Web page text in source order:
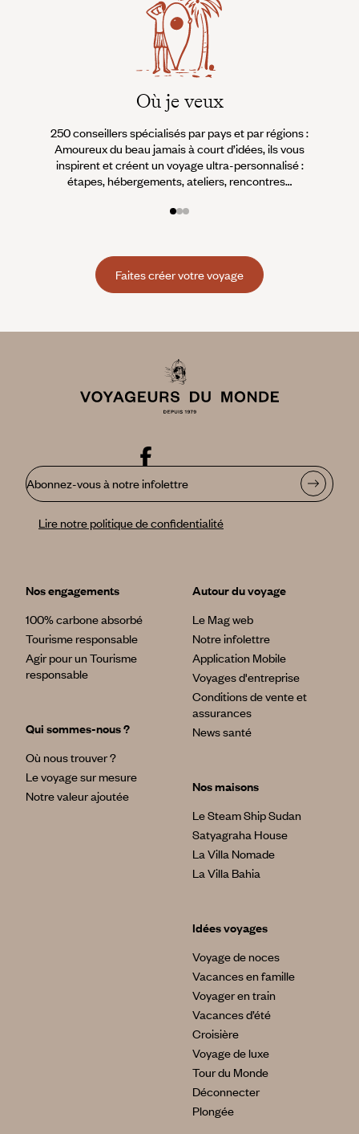
Où je veux
250 conseillers spécialisés par pays et par régions :
Amoureux du beau jamais à court d’idées, ils vous
inspirent et créent un voyage ultra-personnalisé :
étapes, hébergements, ateliers, rencontres…
Faites créer votre voyage
Abonnez-vous à notre infolettre
Lire notre politique de confidentialité
Nos engagements
100% carbone absorbé
Tourisme responsable
Agir pour un Tourisme
responsable
Qui sommes-nous ?
Où nous trouver ?
Le voyage sur mesure
Notre valeur ajoutée
Autour du voyage
Le Mag web
Notre infolettre
Application Mobile
Voyages d'entreprise
Conditions de vente et
assurances
News santé
Nos maisons
Le Steam Ship Sudan
Satyagraha House
La Villa Nomade
La Villa Bahia
Idées voyages
Voyage de noces
Vacances en famille
Voyager en train
Vacances d’été
Croisière
Voyage de luxe
Tour du Monde
Déconnecter
Plongée